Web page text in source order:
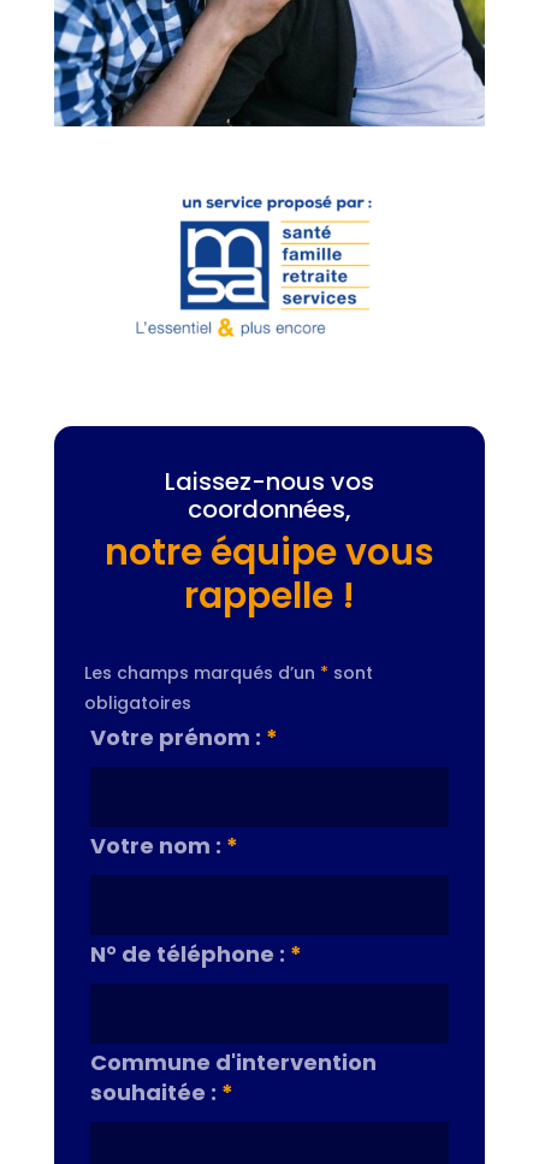
Laissez-nous vos
coordonnées,
notre équipe vous
rappelle !
Les champs marqués d’un * sont
obligatoires
Votre prénom : *
Votre nom : *
N° de téléphone : *
Commune d'intervention
souhaitée : *